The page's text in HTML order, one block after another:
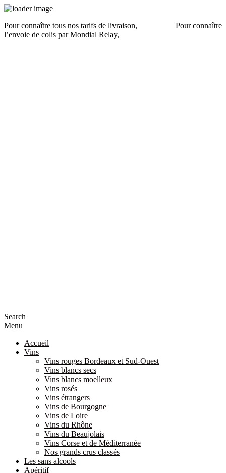
Pour connaître tous nos tarifs de livraison,
Pour connaître
l’envoie de colis par Mondial Relay,
Search
Menu
Accueil
Vins
Vins rouges Bordeaux et Sud-Ouest
Vins blancs secs
Vins blancs moelleux
Vins rosés
Vins étrangers
Vins de Bourgogne
Vins de Loire
Vins du Rhône
Vins du Beaujolais
Vins Corse et de Méditerranée
Nos grands crus classés
Les sans alcools
Apéritif